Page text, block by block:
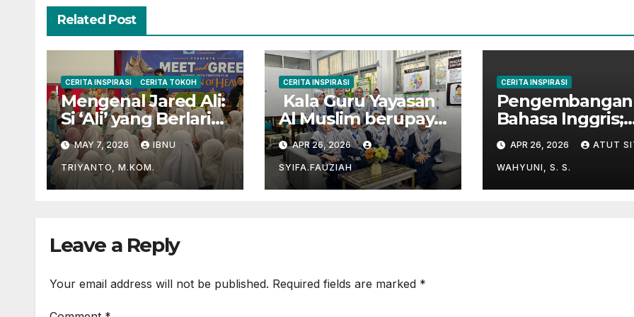
Related Post
CERITA INSPIRASI CERITA TOKOH
Mengenal Jared Ali:
Si ‘Ali’ yang Berlari
Mengejar Prestasi
di Dunia Film dan
Akademik
MAY 7, 2026 IBNU
TRIYANTO, M.KOM.
CERITA INSPIRASI
Kala Guru Yayasan
Al Muslim berupaya
untuk menghafal
Al-Qur’an
APR 26, 2026
SYIFA.FAUZIAH
CERITA INSPIRASI
Pengembangan
Bahasa Inggris;
“Holiday English
Program” di
Kampung
Pare
APR 26, 2026 ATUT
WAHYUNI, S. S.
Leave a Reply
Your email address will not be published. Required fields are marked *